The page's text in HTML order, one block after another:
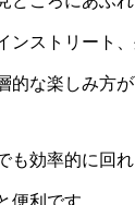
ンストリート
的な楽しみ方が
も効率的に回